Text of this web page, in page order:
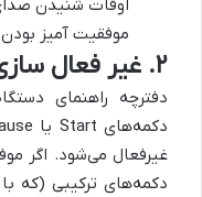
اوقات شنیدن
موفقیت آمیز
۲. غیر فعال سازی قفل کودک
دفترچه راهنمای
دکمه‌های ترکیبی (که